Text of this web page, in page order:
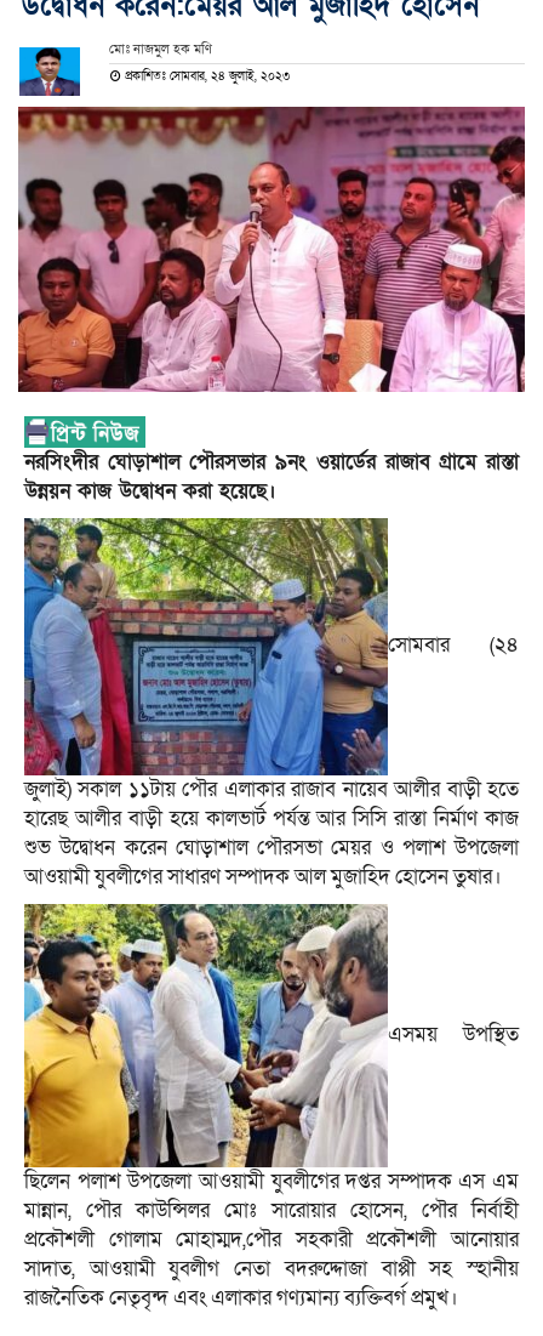
মোঃ নাজমুল হক মণি
প্রকাশিতঃ সোমবার, ২৪ জুলাই, ২০২৩
নরসিংদীর ঘোড়াশাল পৌরসভার ৯নং ওয়ার্ডের রাজাব গ্রামে রাস্তা
উন্নয়ন কাজ উদ্বোধন করা হয়েছে।
সোমবার (২৪
জুলাই) সকাল ১১টায় পৌর এলাকার রাজাব নায়েব আলীর বাড়ী হতে
হারেছ আলীর বাড়ী হয়ে কালভার্ট পর্যন্ত আর সিসি রাস্তা নির্মাণ কাজ
শুভ উদ্বোধন করেন ঘোড়াশাল পৌরসভা মেয়র ও পলাশ উপজেলা
আওয়ামী যুবলীগের সাধারণ সম্পাদক আল মুজাহিদ হোসেন তুষার।
এসময় উপস্থিত
ছিলেন পলাশ উপজেলা আওয়ামী যুবলীগের দপ্তর সম্পাদক এস এম
মান্নান, পৌর কাউন্সিলর মোঃ সারোয়ার হোসেন, পৌর নির্বাহী
প্রকৌশলী গোলাম মোহাম্মদ,পৌর সহকারী প্রকৌশলী আনোয়ার
সাদাত, আওয়ামী যুবলীগ নেতা বদরুদ্দোজা বাপ্পী সহ স্হানীয়
রাজনৈতিক নেতৃবৃন্দ এবং এলাকার গণ্যমান্য ব্যক্তিবর্গ প্রমুখ।